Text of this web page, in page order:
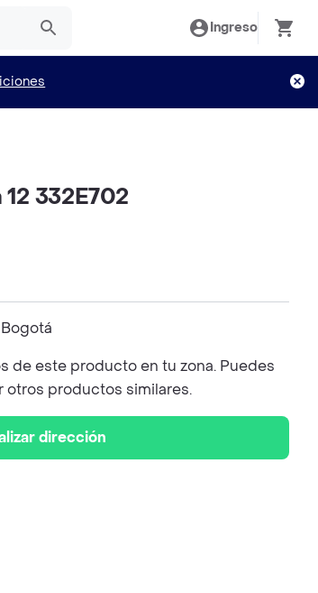
Ingreso
332E702
Bogotá
de este producto en tu zona. Puedes
productos similares.
dirección